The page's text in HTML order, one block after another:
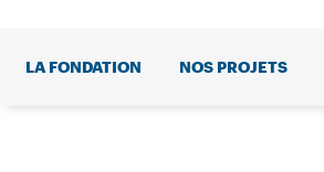
LA FONDATION NOS PROJETS